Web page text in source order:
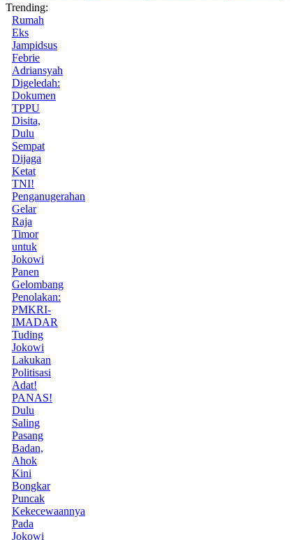
Trending:
Rumah
Eks
Jampidsus
Febrie
Adriansyah
Digeledah:
Dokumen
TPPU
Disita,
Dulu
Sempat
Dijaga
Ketat
TNI!
Penganugerahan
Gelar
Raja
Timor
untuk
Jokowi
Panen
Gelombang
Penolakan:
PMKRI-
IMADAR
Tuding
Jokowi
Lakukan
Politisasi
Adat!
PANAS!
Dulu
Saling
Pasang
Badan,
Ahok
Kini
Bongkar
Puncak
Kekecewaannya
Pada
Jokowi